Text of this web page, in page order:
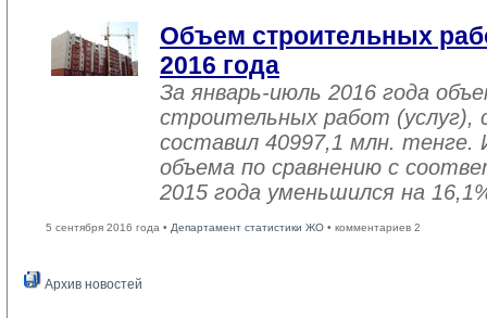
Объем строительных
2016 года
За январь-июль 2016 года
строительных работ (услуг),
составил 40997,1 млн. тенге.
объема по сравнению с
2015 года уменьшился на
5 сентября 2016 года • Департамент статистики ЖО • комментариев 2
Архив новостей